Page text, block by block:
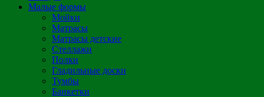
Малые формы
Мойки
Матрасы
Матрасы детские
Стеллажи
Полки
Гладильные доски
Тумбы
Банкетки